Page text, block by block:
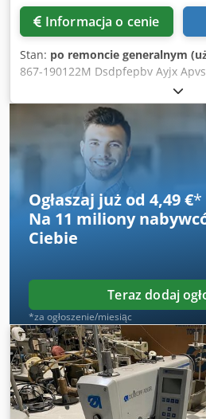
Informacja o cenie
Stan: po remoncie generalnym
867-190122M Dsdpfepbv Ayjx
do szycia przeznaczona do pracy
powierzchniach, wyposażona w
materiału, nożyk do obcinania
podnoszenia stopki, kompletna
Ogłaszaj już od 4,49 €*
Na 11 miliony
Ciebie
Teraz dodaj
*za ogłoszenie/miesiąc